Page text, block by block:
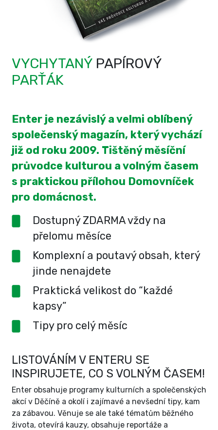
VYCHYTANÝ PAPÍROVÝ
PARŤÁK
Enter je nezávislý a velmi oblíbený
společenský magazín, který vychází
již od roku 2009. Tištěný měsíční
průvodce kulturou a volným časem
s praktickou přílohou Domovníček
pro domácnost.
Dostupný ZDARMA vždy na
přelomu měsíce
Komplexní a poutavý obsah, který
jinde nenajdete
Praktická velikost do “každé
kapsy”
Tipy pro celý měsíc
LISTOVÁNÍM V ENTERU SE
INSPIRUJETE, CO S VOLNÝM ČASEM!
Enter obsahuje programy kulturních a společenských
akcí v Děčíně a okolí i zajímavé a nevšední tipy, kam
za zábavou. Věnuje se ale také tématům běžného
života, otevírá kauzy, obsahuje reportáže a